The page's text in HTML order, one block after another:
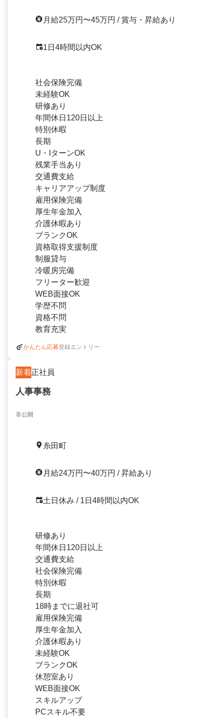
月給25万円〜45万円 / 賞与・昇給あり
1日4時間以内OK
社会保険完備
未経験OK
研修あり
年間休日120日以上
特別休暇
長期
U・IターンOK
残業手当あり
交通費支給
キャリアアップ制度
雇用保険完備
厚生年金加入
介護休暇あり
ブランクOK
資格取得支援制度
制服貸与
冷暖房完備
フリーター歓迎
WEB面接OK
学歴不問
資格不問
教育充実
かんたん応募登録エントリー
新着正社員
人事事務
非公開
糸田町
月給24万円〜40万円 / 昇給あり
土日休み / 1日4時間以内OK
研修あり
年間休日120日以上
交通費支給
社会保険完備
特別休暇
長期
18時までに退社可
雇用保険完備
厚生年金加入
介護休暇あり
未経験OK
ブランクOK
休憩室あり
WEB面接OK
スキルアップ
PCスキル不要